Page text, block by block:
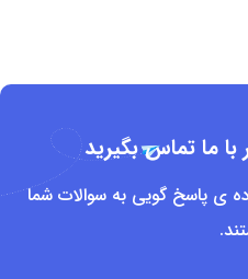
با ما تماس بگیرید
ی پاسخ گویی به سوالات شما